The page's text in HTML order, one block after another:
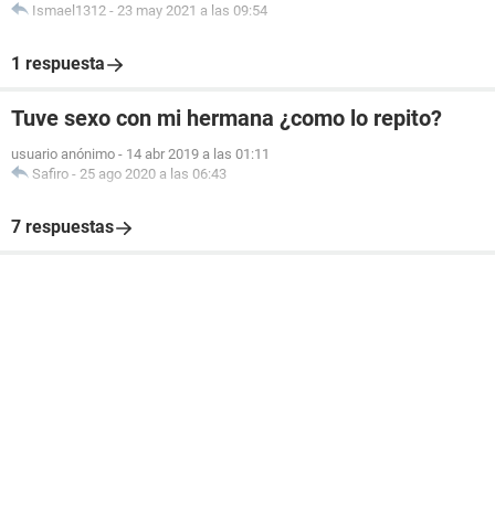
Ismael1312 - 23 may 2021 a las 09:54
1 respuesta
Tuve sexo con mi hermana ¿como lo repito?
usuario anónimo - 14 abr 2019 a las 01:11
Safiro - 25 ago 2020 a las 06:43
7 respuestas